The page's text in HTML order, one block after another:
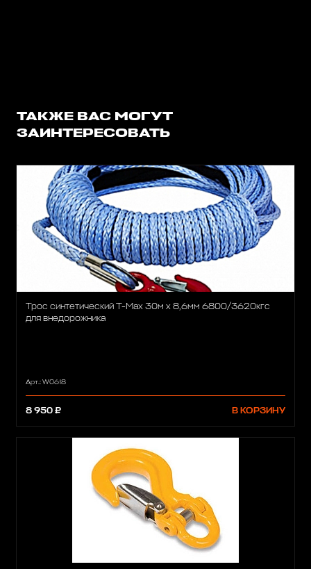
ТАКЖЕ ВАС МОГУТ
ЗАИНТЕРЕСОВАТЬ
Трос синтетический T-Max 30м x 8,6мм 6800/3620кгс
для внедорожника
Арт.: W0618
8 950 ₽ В КОРЗИНУ